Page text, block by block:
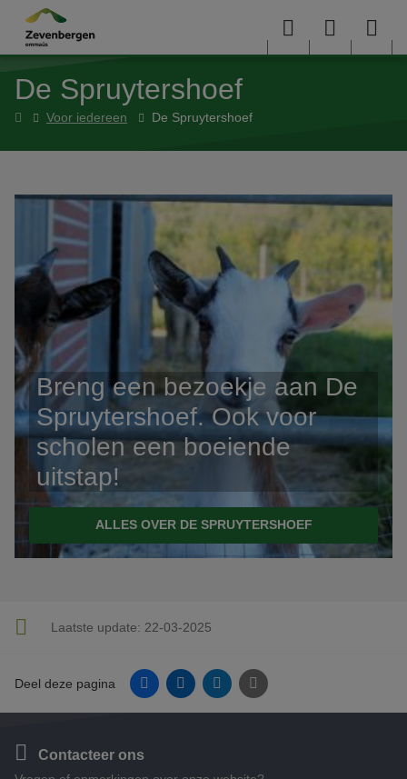
Overslaan en naar de inhoud gaan
Menu User
De Spruytershoef
HomeVoor iedereen De Spruytershoef
Breng een bezoekje aan De
Spruytershoef. Ook voor
scholen een boeiende
uitstap!
ALLES OVER DE SPRUYTERSHOEF
Laatste update: 22-03-2025
Deel deze pagina FacebookLinkedinTwitter E-mail
Contacteer ons